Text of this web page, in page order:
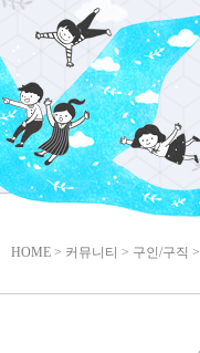
HOME > 커뮤니티 > 구인/구직 >